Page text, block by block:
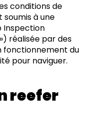
conditions de
à une
Inspection
réalisée par des
fonctionnement du
pour naviguer.
reefer